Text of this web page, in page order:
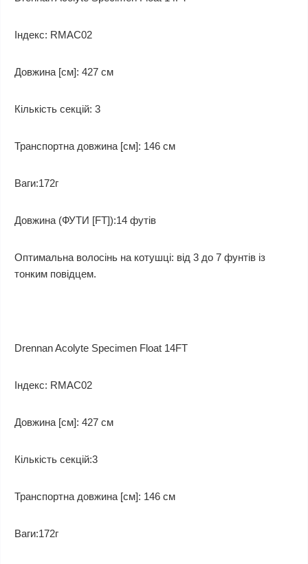
Індекс: RMAC02
Довжина [см]: 427 см
Кількість секцій: 3
Транспортна довжина [см]: 146 см
Ваги:172г
Довжина (ФУТИ [FT]):14 футів
Оптимальна волосінь на котушці: від 3 до 7 фунтів із
тонким повідцем.
Drennan Acolyte Specimen Float 14FT
Індекс: RMAC02
Довжина [см]: 427 см
Кількість секцій:3
Транспортна довжина [см]: 146 см
Ваги:172г